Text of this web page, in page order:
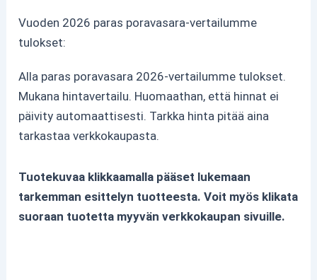
Vuoden 2026 paras poravasara-vertailumme
tulokset:
Alla paras poravasara 2026-vertailumme tulokset.
Mukana hintavertailu. Huomaathan, että hinnat ei
päivity automaattisesti. Tarkka hinta pitää aina
tarkastaa verkkokaupasta.
Tuotekuvaa klikkaamalla pääset lukemaan
tarkemman esittelyn tuotteesta. Voit myös klikata
suoraan tuotetta myyvän verkkokaupan sivuille.